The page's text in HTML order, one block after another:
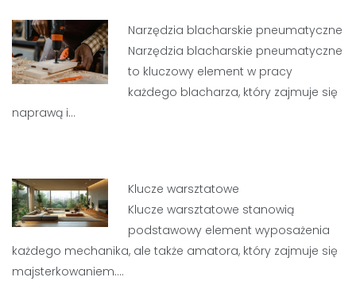
Narzędzia blacharskie pneumatyczne
Narzędzia blacharskie pneumatyczne
to kluczowy element w pracy
każdego blacharza, który zajmuje się
naprawą i…
Klucze warsztatowe
Klucze warsztatowe stanowią
podstawowy element wyposażenia
każdego mechanika, ale także amatora, który zajmuje się
majsterkowaniem.…